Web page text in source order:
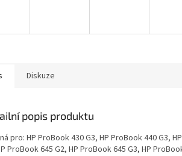
Diskuze
popis produktu
pro: HP ProBook 430 G3, HP ProBook 440 G3,
ProBook 645 G2, HP ProBook 645 G3, HP